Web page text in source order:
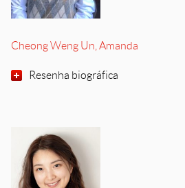
Cheong Weng Un, Amanda
Resenha biográfica